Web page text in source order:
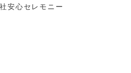
安心セレモニー